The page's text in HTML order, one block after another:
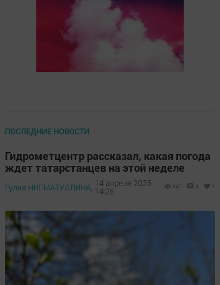
ПОСЛЕДНИЕ НОВОСТИ
Гидрометцентр рассказал, какая погода
ждет татарстанцев на этой неделе
Гулия НИГМАТУЛЛИНА, 14 апреля 2025 -
14:26
647 0 1